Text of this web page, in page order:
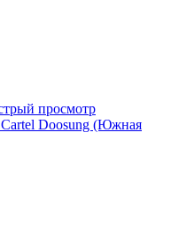
просмотр
Doosung (Южная